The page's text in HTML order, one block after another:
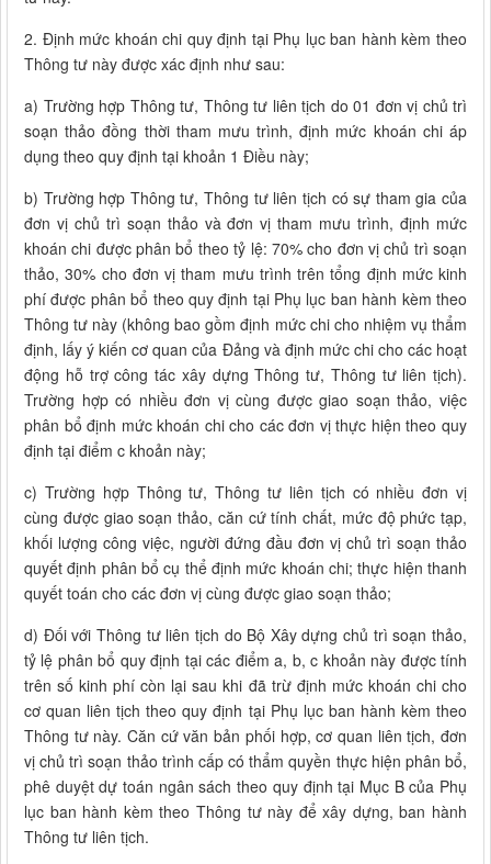
2. Định mức khoán chi quy định tại Phụ lục ban hành kèm theo
Thông tư này được xác định như sau:
a) Trường hợp Thông tư, Thông tư liên tịch do 01 đơn vị chủ trì
soạn thảo đồng thời tham mưu trình, định mức khoán chi áp
dụng theo quy định tại khoản 1 Điều này;
b) Trường hợp Thông tư, Thông tư liên tịch có sự tham gia của
đơn vị chủ trì soạn thảo và đơn vị tham mưu trình, định mức
khoán chi được phân bổ theo tỷ lệ: 70% cho đơn vị chủ trì soạn
thảo, 30% cho đơn vị tham mưu trình trên tổng định mức kinh
phí được phân bổ theo quy định tại Phụ lục ban hành kèm theo
Thông tư này (không bao gồm định mức chi cho nhiệm vụ thẩm
định, lấy ý kiến cơ quan của Đảng và định mức chi cho các hoạt
động hỗ trợ công tác xây dựng Thông tư, Thông tư liên tịch).
Trường hợp có nhiều đơn vị cùng được giao soạn thảo, việc
phân bổ định mức khoán chi cho các đơn vị thực hiện theo quy
định tại điểm c khoản này;
c) Trường hợp Thông tư, Thông tư liên tịch có nhiều đơn vị
cùng được giao soạn thảo, căn cứ tính chất, mức độ phức tạp,
khối lượng công việc, người đứng đầu đơn vị chủ trì soạn thảo
quyết định phân bổ cụ thể định mức khoán chi; thực hiện thanh
quyết toán cho các đơn vị cùng được giao soạn thảo;
d) Đối với Thông tư liên tịch do Bộ Xây dựng chủ trì soạn thảo,
tỷ lệ phân bổ quy định tại các điểm a, b, c khoản này được tính
trên số kinh phí còn lại sau khi đã trừ định mức khoán chi cho
cơ quan liên tịch theo quy định tại Phụ lục ban hành kèm theo
Thông tư này. Căn cứ văn bản phối hợp, cơ quan liên tịch, đơn
vị chủ trì soạn thảo trình cấp có thẩm quyền thực hiện phân bổ,
phê duyệt dự toán ngân sách theo quy định tại Mục B của Phụ
lục ban hành kèm theo Thông tư này để xây dựng, ban hành
Thông tư liên tịch.